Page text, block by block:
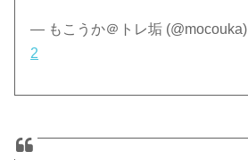
— もこうか＠トレ垢 (@mocouka)
2